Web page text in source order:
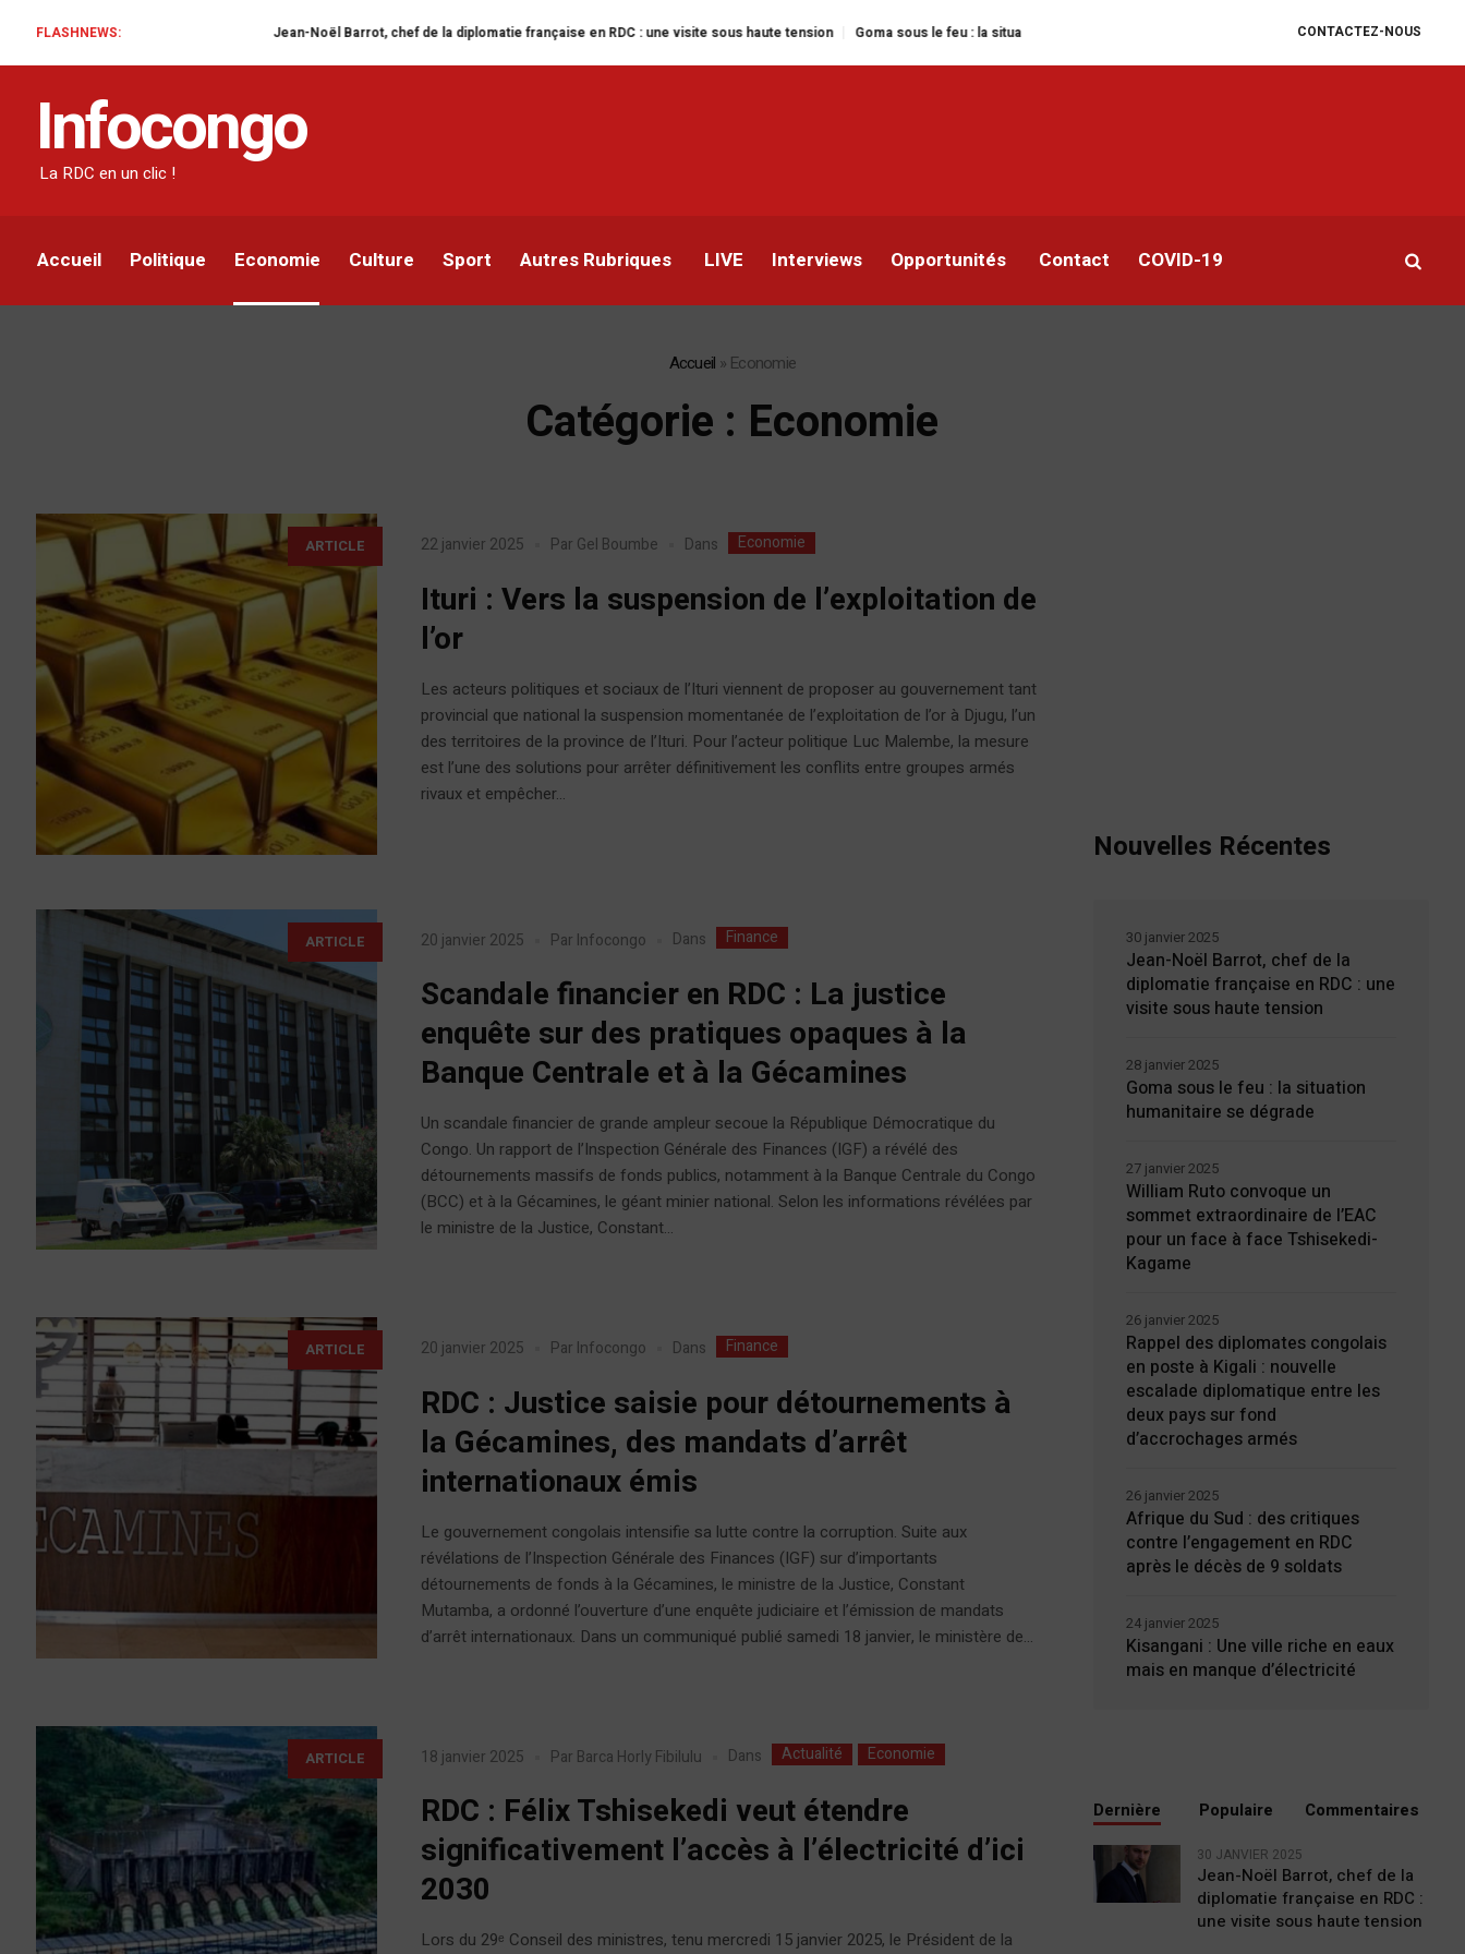
CONTACTEZ-NOUS
FLASHNEWS: Jean-Noël Barrot, chef de la diplomatie française en RDC : une visite sous haute tension Goma sous le feu : la situation humanitaire se dégrade William Ruto convoque un sommet extraordinaire de l’EAC
Infocongo
La RDC en un clic !
Accueil Politique Economie Culture Sport Autres Rubriques LIVE Interviews Opportunités Contact COVID-19
Accueil » Economie
Catégorie : Economie
ARTICLE 22 janvier 2025 Par Gel Boumbe Dans Economie
Ituri : Vers la suspension de l’exploitation de
l’or
Les acteurs politiques et sociaux de l’Ituri viennent de proposer au gouvernement tant
provincial que national la suspension momentanée de l’exploitation de l’or à Djugu, l’un
des territoires de la province de l’Ituri. Pour l’acteur politique Luc Malembe, la mesure
est l’une des solutions pour arrêter définitivement les conflits entre groupes armés
rivaux et empêcher...
ARTICLE 20 janvier 2025 Par Infocongo Dans Finance
Scandale financier en RDC : La justice
enquête sur des pratiques opaques à la
Banque Centrale et à la Gécamines
Un scandale financier de grande ampleur secoue la République Démocratique du
Congo. Un rapport de l’Inspection Générale des Finances (IGF) a révélé des
détournements massifs de fonds publics, notamment à la Banque Centrale du Congo
(BCC) et à la Gécamines, le géant minier national. Selon les informations révélées par
le ministre de la Justice, Constant...
ARTICLE 20 janvier 2025 Par Infocongo Dans Finance
RDC : Justice saisie pour détournements à
la Gécamines, des mandats d’arrêt
internationaux émis
Le gouvernement congolais intensifie sa lutte contre la corruption. Suite aux
révélations de l’Inspection Générale des Finances (IGF) sur d’importants
détournements de fonds à la Gécamines, le ministre de la Justice, Constant
Mutamba, a ordonné l’ouverture d’une enquête judiciaire et l’émission de mandats
d’arrêt internationaux. Dans un communiqué publié samedi 18 janvier, le ministère de...
ARTICLE 18 janvier 2025 Par Barca Horly Fibilulu Dans Actualité Economie
RDC : Félix Tshisekedi veut étendre
significativement l’accès à l’électricité d’ici
2030
Lors du 29ᵉ Conseil des ministres, tenu mercredi 15 janvier 2025, le Président de la
Nouvelles Récentes
Jean-Noël Barrot, chef de la
diplomatie française en RDC : une
visite sous haute tension
30 janvier 2025
Goma sous le feu : la situation
humanitaire se dégrade
28 janvier 2025
William Ruto convoque un
sommet extraordinaire de l’EAC
pour un face à face Tshisekedi-
Kagame
27 janvier 2025
Rappel des diplomates congolais
en poste à Kigali : nouvelle
escalade diplomatique entre les
deux pays sur fond
d’accrochages armés
26 janvier 2025
Afrique du Sud : des critiques
contre l’engagement en RDC
après le décès de 9 soldats
26 janvier 2025
Kisangani : Une ville riche en eaux
mais en manque d’électricité
24 janvier 2025
Dernière Populaire Commentaires
30 JANVIER 2025
Jean-Noël Barrot, chef de la
diplomatie française en RDC :
une visite sous haute tension